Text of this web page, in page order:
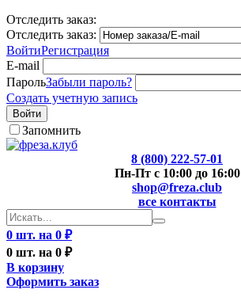
Отследить заказ:
Отследить заказ:
ВойтиРегистрация
E-mail
ПарольЗабыли пароль?
Создать учетную запись
Войти
Запомнить
8 (800) 222-57-01
Пн-Пт с 10:00 до 16:00
shop@freza.club
все контакты
0 шт. на 0 ₽
0 шт. на 0 ₽
В корзину
Оформить заказ